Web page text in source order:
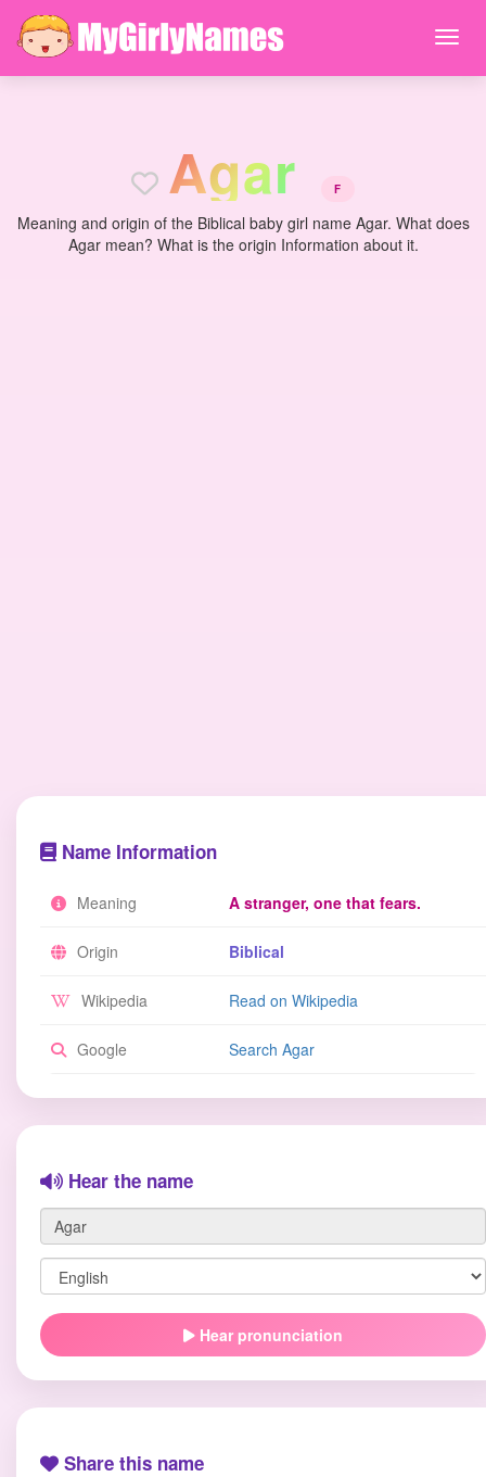
Agar F
Meaning and origin of the Biblical baby girl name Agar. What does
Agar mean? What is the origin Information about it.
Name Information
Meaning A stranger, one that fears.
Origin Biblical
Wikipedia Read on Wikipedia
Google Search Agar
Hear the name
Hear pronunciation
Share this name